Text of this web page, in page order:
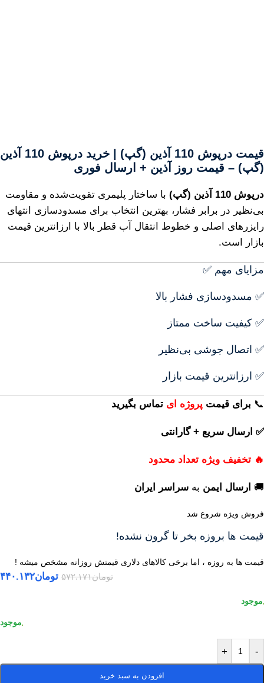
قیمت درپوش 110 آذین (گپ) | خرید درپوش 110 آذین
(گپ) – قیمت روز آذین + ارسال فوری
درپوش 110 آذین (گپ)
با ساختار پلیمری تقویت‌شده و مقاومت
بی‌نظیر در برابر فشار، بهترین انتخاب برای مسدودسازی انتهای
رایزرهای اصلی و خطوط انتقال آب قطر بالا با ارزانترین قیمت
بازار است.
مزایای مهم ✅
✅ مسدودسازی فشار بالا
✅ کیفیت ساخت ممتاز
✅ اتصال جوشی بی‌نظیر
✅ ارزانترین قیمت بازار
📞 برای قیمت پروژه ای تماس بگیرید
✅ ارسال سریع + گارانتی
🔥 تخفیف ویژه تعداد محدود
🚚 ارسال ایمن به سراسر ایران
فروش ویژه شروع شد
قیمت ها بروزه بخر تا گرون نشده!
قیمت ها به روزه ، اما برخی کالاهای دلاری قیمتش روزانه مشخص میشه !
تومان۵۷۲.۱۷۱ تومان۴۴۰.۱۳۲
-
+
افزودن به سبد خرید